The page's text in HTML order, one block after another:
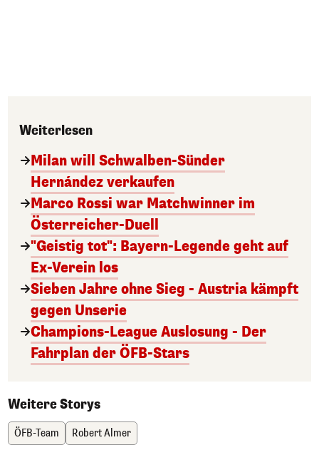
Weiterlesen
Milan will Schwalben-Sünder
Hernández verkaufen
Marco Rossi war Matchwinner im
Österreicher-Duell
"Geistig tot": Bayern-Legende geht auf
Ex-Verein los
Sieben Jahre ohne Sieg - Austria kämpft
gegen Unserie
Champions-League Auslosung - Der
Fahrplan der ÖFB-Stars
Weitere Storys
ÖFB-Team Robert Almer